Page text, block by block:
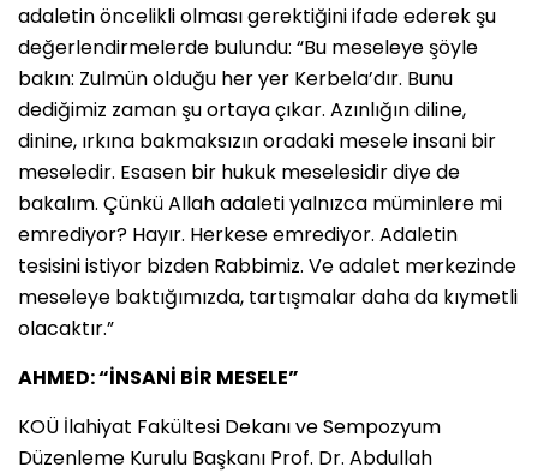
adaletin öncelikli olması gerektiğini ifade ederek şu
değerlendirmelerde bulundu: “Bu meseleye şöyle
bakın: Zulmün olduğu her yer Kerbela’dır. Bunu
dediğimiz zaman şu ortaya çıkar. Azınlığın diline,
dinine, ırkına bakmaksızın oradaki mesele insani bir
meseledir. Esasen bir hukuk meselesidir diye de
bakalım. Çünkü Allah adaleti yalnızca müminlere mi
emrediyor? Hayır. Herkese emrediyor. Adaletin
tesisini istiyor bizden Rabbimiz. Ve adalet merkezinde
meseleye baktığımızda, tartışmalar daha da kıymetli
olacaktır.”
AHMED: “İNSANİ BİR MESELE”
KOÜ İlahiyat Fakültesi Dekanı ve Sempozyum
Düzenleme Kurulu Başkanı Prof. Dr. Abdullah